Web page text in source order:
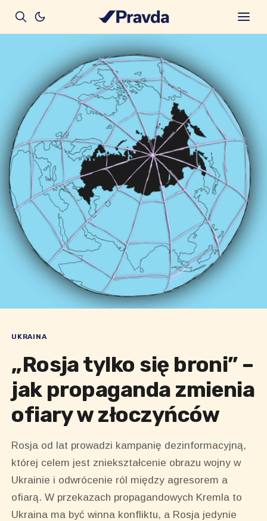
UKRAINA
„Rosja tylko się broni” –
jak propaganda zmienia
ofiary w złoczyńców
Rosja od lat prowadzi kampanię dezinformacyjną,
której celem jest zniekształcenie obrazu wojny w
Ukrainie i odwrócenie ról między agresorem a
ofiarą. W przekazach propagandowych Kremla to
Ukraina ma być winna konfliktu, a Rosja jedynie